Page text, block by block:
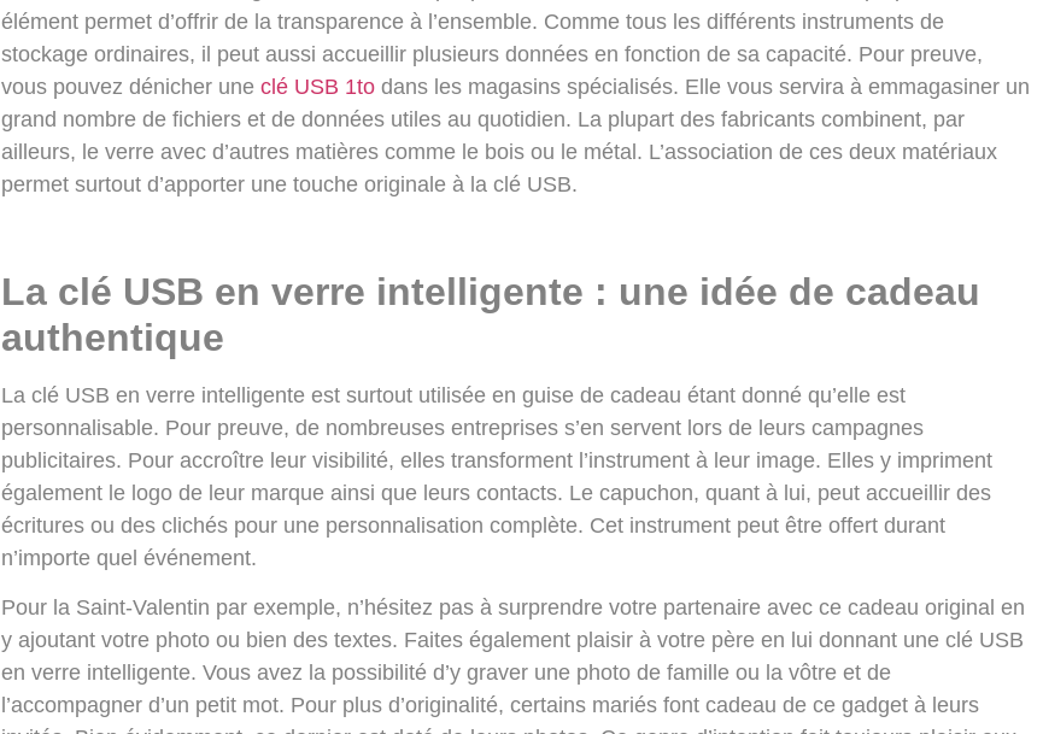
élément permet d’offrir de la transparence à l’ensemble. Comme tous les différents instruments de
stockage ordinaires, il peut aussi accueillir plusieurs données en fonction de sa capacité. Pour preuve,
vous pouvez dénicher uneclé USB 1to dans les magasins spécialisés. Elle vous servira à emmagasiner un
grand nombre de fichiers et de données utiles au quotidien. La plupart des fabricants combinent, par
ailleurs, le verre avec d’autres matières comme le bois ou le métal. L’association de ces deux matériaux
permet surtout d’apporter une touche originale à la clé USB.
La clé USB en verre intelligente : une idée de cadeau
authentique
La clé USB en verre intelligente est surtout utilisée en guise de cadeau étant donné qu’elle est
personnalisable. Pour preuve, de nombreuses entreprises s’en servent lors de leurs campagnes
publicitaires. Pour accroître leur visibilité, elles transforment l’instrument à leur image. Elles y impriment
également le logo de leur marque ainsi que leurs contacts. Le capuchon, quant à lui, peut accueillir des
écritures ou des clichés pour une personnalisation complète. Cet instrument peut être offert durant
n’importe quel événement.
Pour la Saint-Valentin par exemple, n’hésitez pas à surprendre votre partenaire avec ce cadeau original en
y ajoutant votre photo ou bien des textes. Faites également plaisir à votre père en lui donnant une clé USB
en verre intelligente. Vous avez la possibilité d’y graver une photo de famille ou la vôtre et de
l’accompagner d’un petit mot. Pour plus d’originalité, certains mariés font cadeau de ce gadget à leurs